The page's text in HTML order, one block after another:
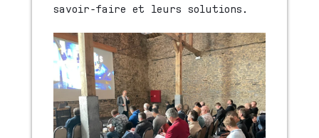
savoir-faire et leurs solutions.